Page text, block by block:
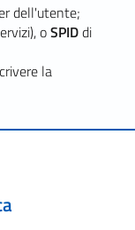
dell'utente;
oSPIDdi
la